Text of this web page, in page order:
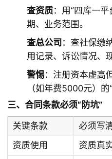
查资质：用“四库一
期、业务范围。
查总公司 ：查社保缴
用记录、诉讼情况、
警惕：注册资本虚高
（如年费5000元）的
三、合同条款必须“防坑”
关键条款
必须写
资质使用
资质真